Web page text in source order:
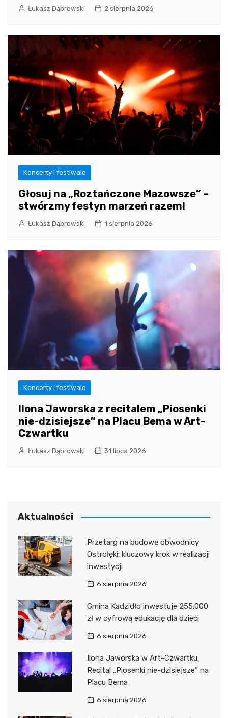
Łukasz Dąbrowski 2 sierpnia 2026
Koncerty i festiwale
Głosuj na „Roztańczone Mazowsze” –
stwórzmy festyn marzeń razem!
Łukasz Dąbrowski 1 sierpnia 2026
Koncerty i festiwale
Ilona Jaworska z recitalem „Piosenki
nie-dzisiejsze” na Placu Bema w Art-
Czwartku
Łukasz Dąbrowski 31 lipca 2026
Aktualności
Przetarg na budowę obwodnicy
Ostrołęki: kluczowy krok w realizacji
inwestycji
6 sierpnia 2026
Gmina Kadzidło inwestuje 255.000
zł w cyfrową edukację dla dzieci
6 sierpnia 2026
Ilona Jaworska w Art-Czwartku:
Recital „Piosenki nie-dzisiejsze” na
Placu Bema
6 sierpnia 2026